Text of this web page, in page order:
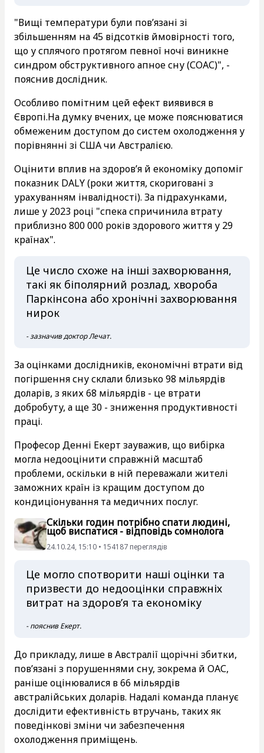
"Вищі температури були пов’язані зі
збільшенням на 45 відсотків ймовірності того,
що у сплячого протягом певної ночі виникне
синдром обструктивного апное сну (СОАС)", -
пояснив дослідник.
Особливо помітним цей ефект виявився в
Європі.На думку вчених, це може пояснюватися
обмеженим доступом до систем охолодження у
порівнянні зі США чи Австралією.
Оцінити вплив на здоров’я й економіку допоміг
показник DALY (роки життя, скориговані з
урахуванням інвалідності). За підрахунками,
лише у 2023 році "спека спричинила втрату
приблизно 800 000 років здорового життя у 29
країнах".
Це число схоже на інші захворювання,
такі як біполярний розлад, хвороба
Паркінсона або хронічні захворювання
нирок
- зазначив доктор Лечат.
За оцінками дослідників, економічні втрати від
погіршення сну склали близько 98 мільярдів
доларів, з яких 68 мільярдів - це втрати
добробуту, а ще 30 - зниження продуктивності
праці.
Професор Денні Екерт зауважив, що вибірка
могла недооцінити справжній масштаб
проблеми, оскільки в ній переважали жителі
заможних країн із кращим доступом до
кондиціонування та медичних послуг.
Скільки годин потрібно спати людині,
щоб виспатися - відповідь сомнолога
24.10.24, 15:10 • 154187 переглядiв
Це могло спотворити наші оцінки та
призвести до недооцінки справжніх
витрат на здоров’я та економіку
- пояснив Екерт.
До прикладу, лише в Австралії щорічні збитки,
пов’язані з порушеннями сну, зокрема й ОАС,
раніше оцінювалися в 66 мільярдів
австралійських доларів. Надалі команда планує
дослідити ефективність втручань, таких як
поведінкові зміни чи забезпечення
охолодження приміщень.